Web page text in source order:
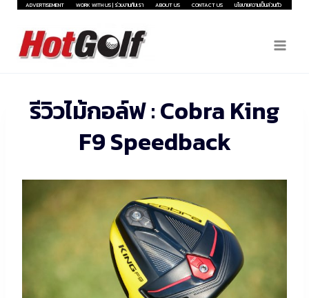
Skip
content
ADVERTISEMENT WORK WITH US | ร่วมงานกับเรา ABOUT US CONTACT US นโยบายความเป็นส่วนตัว
รีวิวไม้กอล์ฟ : Cobra King
F9 Speedback